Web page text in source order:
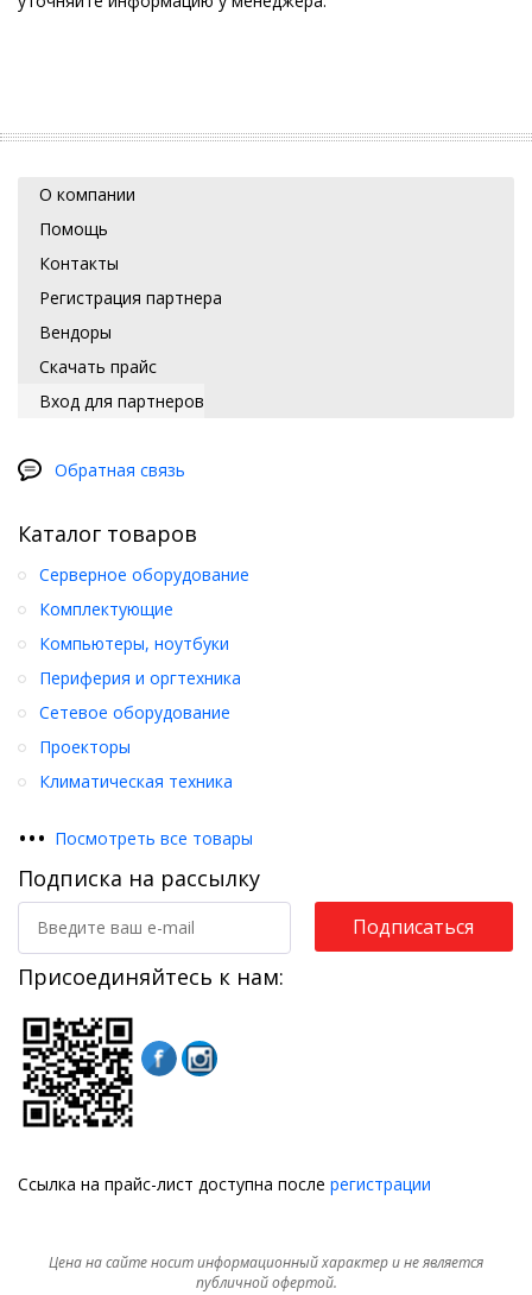
О компании
Помощь
Контакты
Регистрация партнера
Вендоры
Скачать прайс
Вход для партнеров
Обратная связь
Каталог товаров
Серверное оборудование
Комплектующие
Компьютеры, ноутбуки
Периферия и оргтехника
Сетевое оборудование
Проекторы
Климатическая техника
••• Посмотреть все товары
Подписка на рассылку
Подписаться
Присоединяйтесь к нам:
Ссылка на прайс-лист доступна после регистрации
Цена на сайте носит информационный характер и не является
публичной офертой.